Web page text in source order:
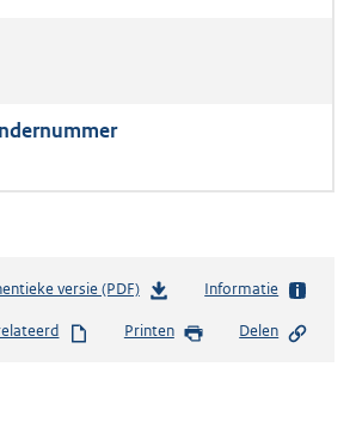
versie (PDF)b
s
Informatie
Printen Delen